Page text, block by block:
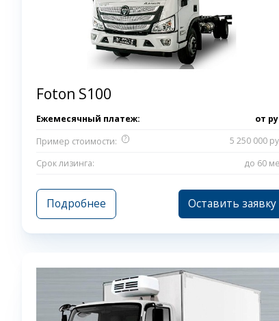
Foton S100
Ежемесячный платеж: от
Пример стоимости:
?
5 250 000
Срок лизинга:
до 60
Подробнее Оставить заявку